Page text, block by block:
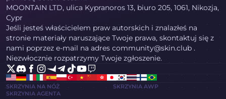
MOONTAIN LTD, ulica Kypranoros 13, biuro 205, 1061, Nikozja,
Cypr
Jeśli jesteś właścicielem praw autorskich i znalazłeś na
stronie materiały naruszające Twoje prawa, skontaktuj się z
nami poprzez e-mail na adres community@skin.club .
Niezwłocznie rozpatrzymy Twoje zgłoszenie.
SKRZYNIA NA NÓŻ
SKRZYNIA AWP
SKRZYNIA AGENTA